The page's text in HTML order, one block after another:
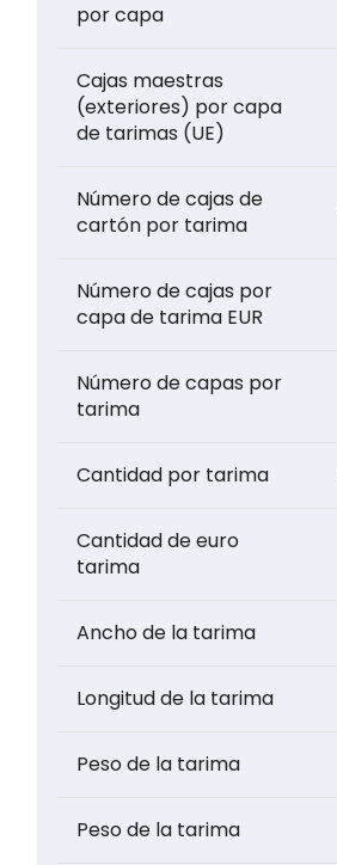
por capa
Cajas maestras
(exteriores) por capa
de tarimas (UE)
Número de cajas de
cartón por tarima
Número de cajas por
capa de tarima EUR
Número de capas por
tarima
Cantidad por tarima
Cantidad de euro
tarima
Ancho de la tarima
Longitud de la tarima
Peso de la tarima
Peso de la tarima